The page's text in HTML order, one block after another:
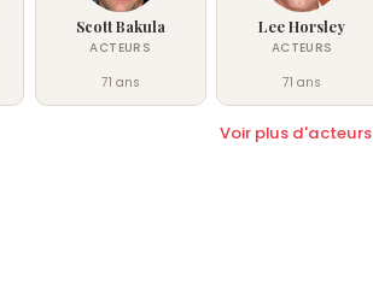
Scott Bakula
ACTEURS
71 ans
Lee Horsley
ACTEURS
71 ans
Voir plus d'acteurs